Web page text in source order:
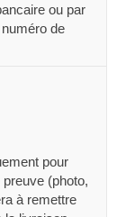
ou par
de
pour
(photo,
à remettre